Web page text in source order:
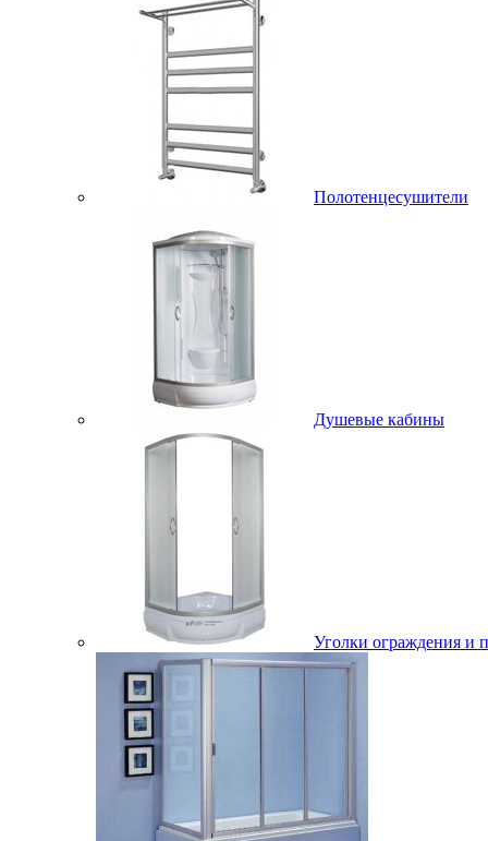
Полотенцесушители
Душевые кабины
Уголки ограждения и